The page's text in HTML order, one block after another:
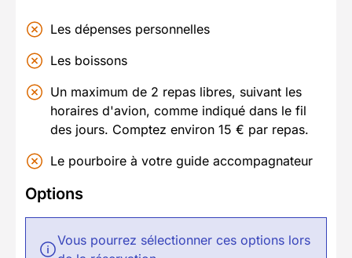
Les dépenses personnelles
Les boissons
Un maximum de 2 repas libres, suivant les
horaires d'avion, comme indiqué dans le fil
des jours. Comptez environ 15 € par repas.
Le pourboire à votre guide accompagnateur
Options
Vous pourrez sélectionner ces options lors